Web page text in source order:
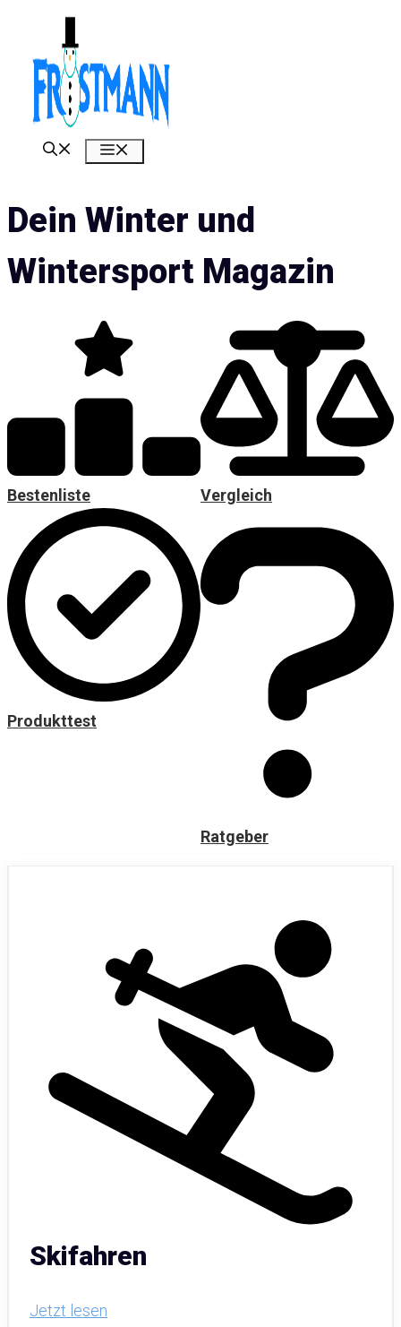
springen
Dein Winter und
Wintersport Magazin
Bestenliste
Produkttest
Vergleich
Ratgeber
Skifahren
Jetzt lesen